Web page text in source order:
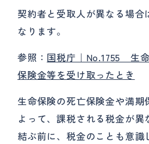
契約者と受取人が異なる場合
なります。
参照： 国税庁｜No.1755 生
保険金等を受け取ったとき
生命保険の死亡保険金や満期
よって、課税される税金が異
結ぶ前に、税金のことも意